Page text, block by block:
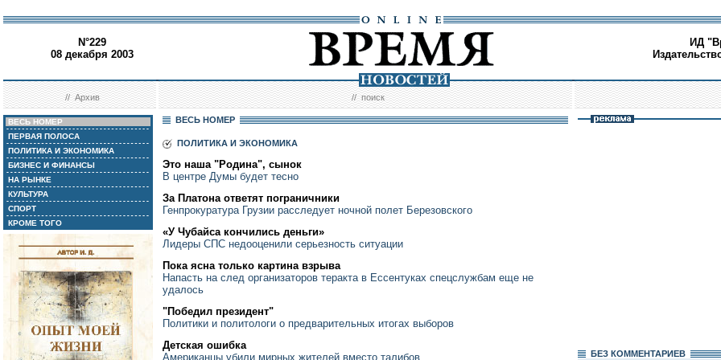
N°229
08 декабря 2003
ИД
//Архив //поиск
ВЕСЬ НОМЕР
ПЕРВАЯ ПОЛОСА
ПОЛИТИКА И ЭКОНОМИКА
БИЗНЕС И ФИНАНСЫ
НА РЫНКЕ
КУЛЬТУРА
СПОРТ
КРОМЕ ТОГО
ВЕСЬ НОМЕР
ПОЛИТИКА И ЭКОНОМИКА
Это наша "Родина", сынок
В центре Думы будет тесно
За Платона ответят пограничники
Генпрокуратура Грузии расследует ночной полет Березовского
«У Чубайса кончились деньги»
Лидеры СПС недооценили серьезность ситуации
Пока ясна только картина взрыва
Напасть на след организаторов теракта в Ессентуках спецслужбам еще не
удалось
"Победил президент"
Политики и политологи о предварительных итогах выборов
Детская ошибка
Американцы убили мирных жителей вместо талибов
БЕЗ КОМMЕНТАРИЕВ